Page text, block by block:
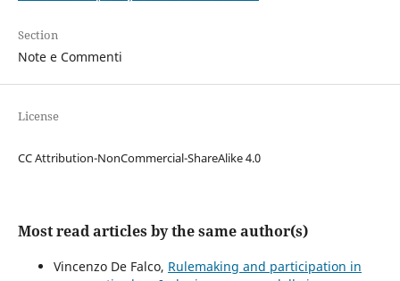
Section
Note e Commenti
License
CC Attribution-NonCommercial-ShareAlike 4.0
Most read articles by the same author(s)
Vincenzo De Falco, Rulemaking and participation in